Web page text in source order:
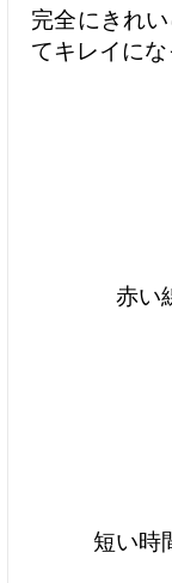
完全にきれ
てキレイに
赤い
短い時